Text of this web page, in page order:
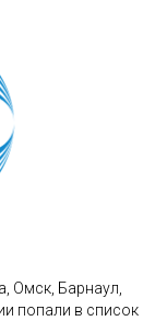
Омск, Барнаул,
попали в список